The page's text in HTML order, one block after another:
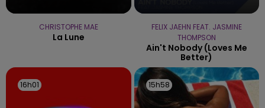
CHRISTOPHE MAE
La Lune
FELIX JAEHN FEAT. JASMINE
THOMPSON
Ain't Nobody (loves Me
Better)
16h01
16h01 15h58
15h58